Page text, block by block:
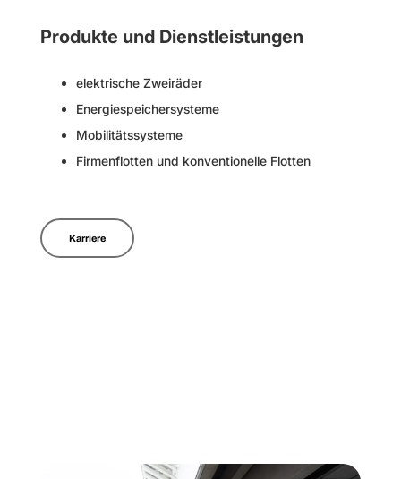
Produkte und Dienstleistungen
elektrische Zweiräder
Energiespeichersysteme
Mobilitätssysteme
Firmenflotten und konventionelle Flotten
Karriere